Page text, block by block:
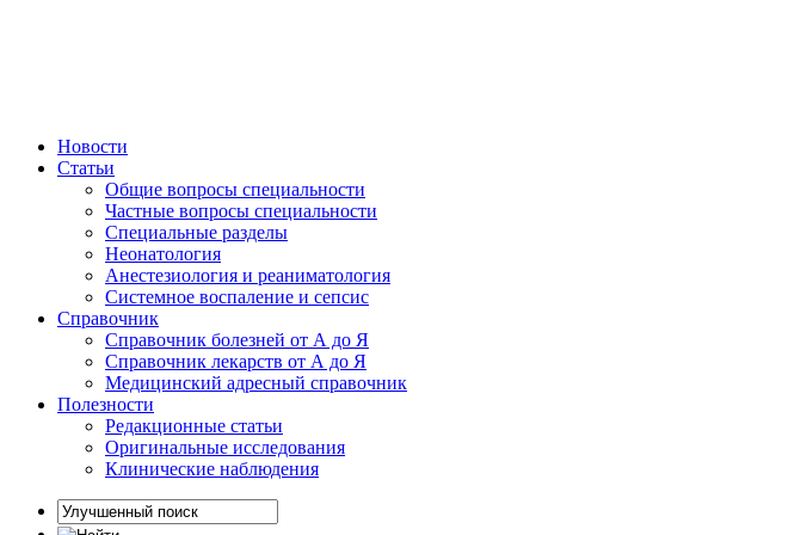
Новости
Статьи
Общие вопросы специальности
Частные вопросы специальности
Специальные разделы
Неонатология
Анестезиология и реаниматология
Системное воспаление и сепсис
Справочник
Справочник болезней от А до Я
Справочник лекарств от А до Я
Медицинский адресный справочник
Полезности
Редакционные статьи
Оригинальные исследования
Клинические наблюдения